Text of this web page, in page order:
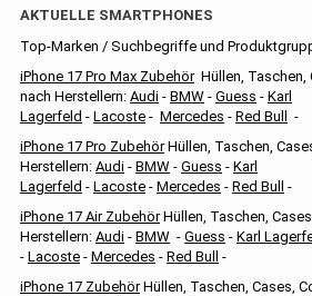
AKTUELLE SMARTPHONES
Top-Marken / Suchbegriffe und
iPhone 17 Pro Max ZubehörHüllen, Taschen,
nach Herstellern: Audi - BMW - Guess - Karl
Lagerfeld - Lacoste - Mercedes - Red Bull
-
iPhone 17 Pro ZubehörHüllen, Taschen,
Herstellern: Audi - BMW - Guess - Karl
Lagerfeld - Lacoste - Mercedes - Red Bull
-
iPhone 17 Air ZubehörHüllen, Taschen,
Herstellern: Audi - BMW - Guess - Karl
- Lacoste - Mercedes - Red Bull
-
iPhone 17 ZubehörHüllen, Taschen, Cases,